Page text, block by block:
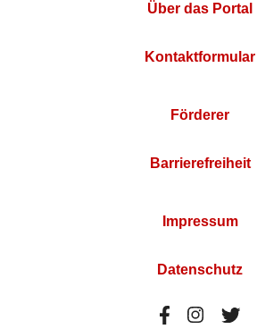
Über das Portal
Kontaktformular
Förderer
Barrierefreiheit
Impressum
Datenschutz